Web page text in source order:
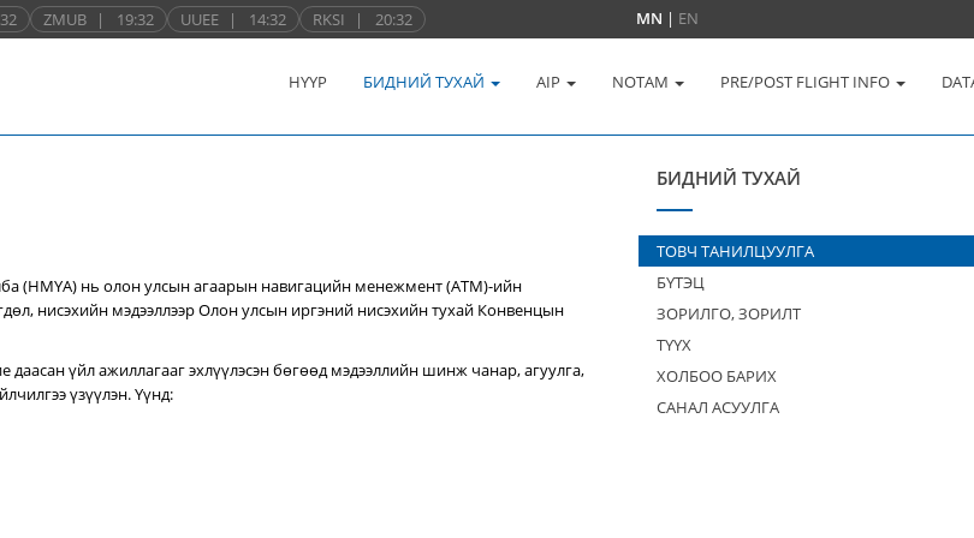
ZMUB | 19:32 UUEE | 14:32 RKSI | 20:32 MN | EN
НҮҮР БИДНИЙ ТУХАЙ AIP NOTAM PRE/POST FLIGHT INFO
(НМҮА) нь олон улсын агаарын навигацийн менежмент (ATM)-ийн
нисэхийн мэдээллээр Олон улсын иргэний нисэхийн тухай Конвенцын
үйл ажиллагааг эхлүүлэсэн бөгөөд мэдээллийн шинж чанар, агуулга,
үзүүлэн. Үүнд:
БИДНИЙ ТУХАЙ
ТОВЧ ТАНИЛЦУУЛГА
БҮТЭЦ
ЗОРИЛГО, ЗОРИЛТ
ТҮҮХ
ХОЛБОО БАРИХ
САНАЛ АСУУЛГА